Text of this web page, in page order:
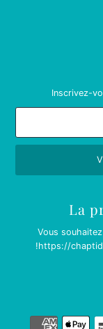
Inscrivez-
La
Vous
!https://